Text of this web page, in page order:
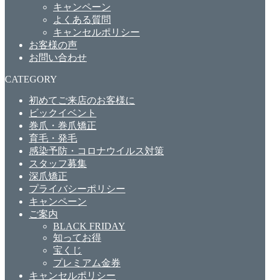
キャンペーン
よくある質問
キャンセルポリシー
お客様の声
お問い合わせ
CATEGORY
初めてご来店のお客様に
ビックイベント
巻爪・巻爪矯正
育毛・発毛
感染予防・コロナウイルス対策
スタッフ募集
深爪矯正
プライバシーポリシー
キャンペーン
ご案内
BLACK FRIDAY
知ってお得
宝くじ
プレミアム金券
キャンセルポリシー